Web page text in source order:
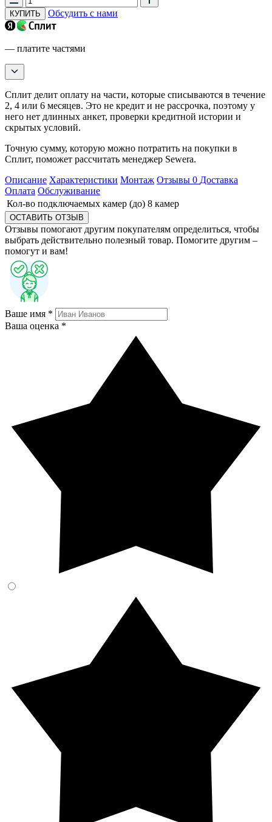
КУПИТЬ Обсудить с нами
— платите частями
Сплит делит оплату на части, которые списываются в течение
2, 4 или 6 месяцев. Это не кредит и не рассрочка, поэтому у
него нет длинных анкет, проверки кредитной истории и
скрытых условий.
Точную сумму, которую можно потратить на покупки в
Сплит, поможет рассчитать менеджер Sewera.
Описание Характеристики Монтаж Отзывы 0 Доставка
Оплата Обслуживание
Кол-во подключаемых камер (до) 8 камер
ОСТАВИТЬ ОТЗЫВ
Отзывы помогают другим покупателям определиться, чтобы
выбрать действительно полезный товар. Помогите другим –
помогут и вам!
Ваше имя *
Ваша оценка *